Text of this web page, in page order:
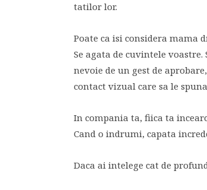
tatilor lor.
Poate ca isi considera mama
Se agata de cuvintele
nevoie de un gest de
contact vizual care sa le
In compania ta, fiica ta
Cand o indrumi, capata
Daca ai intelege cat de